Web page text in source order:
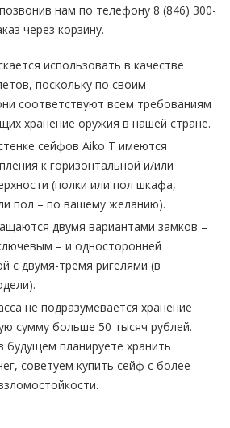
нам по телефону 8 (846) 300-
через корзину.
использовать в качестве
поскольку по своим
соответствуют всем требованиям
хранение оружия в нашей стране.
сейфов Aiko T имеются
к горизонтальной и/или
(полки или пол шкафа,
пол – по вашему желанию).
двумя вариантами замков –
– и односторонней
с двумя-тремя ригелями (в
не подразумевается хранение
сумму больше 50 тысяч рублей.
будущем планируете хранить
советуем купить сейф с более